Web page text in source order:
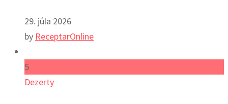
29. júla 2026
by ReceptarOnline
5
Dezerty